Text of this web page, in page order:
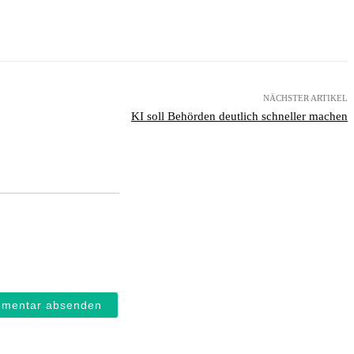
NÄCHSTER ARTIKEL
KI soll Behörden deutlich schneller machen